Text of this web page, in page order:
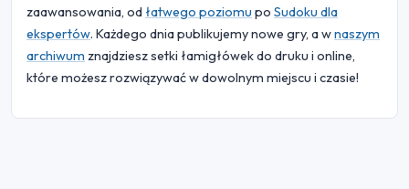
zaawansowania, od łatwego poziomu po Sudoku dla
ekspertów. Każdego dnia publikujemy nowe gry, a wnaszym
archiwum znajdziesz setki łamigłówek do druku i online,
które możesz rozwiązywać w dowolnym miejscu i czasie!